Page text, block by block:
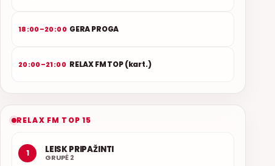
18:00–20:00 GERA PROGA
20:00–21:00 RELAX FM TOP (kart.)
RELAX FM TOP 15
1 LEISK PRIPAŽINTI
GRUPĖ 2